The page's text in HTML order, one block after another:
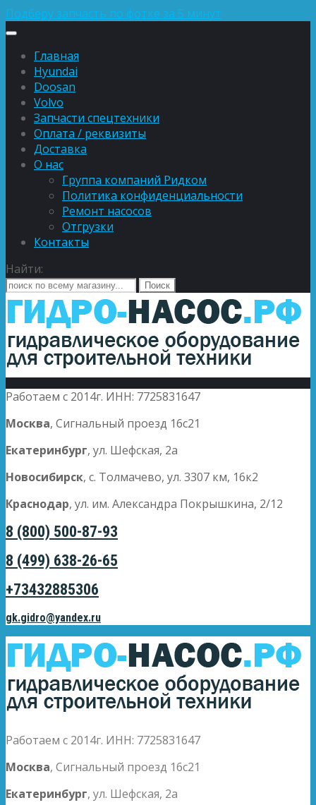
Подберу запчасть по фотке за 5 минут
Главная
Hyundai
Doosan
Volvo
Запчасти спецтехники
Оплата / реквизиты
Доставка
О нас
Группа компаний Ридком
Политика конфиденциальности
Ремонт насосов
Отгрузки
Контакты
Найти:
Работаем с 2014г. ИНН: 7725831647
Москва, Сигнальный проезд 16с21
Екатеринбург, ул. Шефская, 2а
Новосибирск, с. Толмачево, ул. 3307 км, 16к2
Краснодар, ул. им. Александра Покрышкина, 2/12
8 (800) 500-87-93
8 (499) 638-26-65
+73432885306
gk.gidro@yandex.ru
Работаем с 2014г. ИНН: 7725831647
Москва, Сигнальный проезд 16с21
Екатеринбург, ул. Шефская, 2а